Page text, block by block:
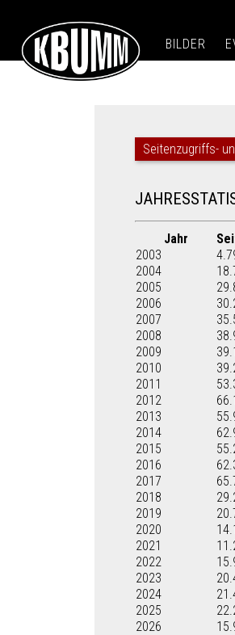
BILDER
Seitenzugriffs-
Jahr
2003
2004
2005
2006
2007
2008
2009
2010
2011
2012
2013
2014
2015
2016
2017
2018
2019
2020
2021
2022
2023
2024
2025
2026